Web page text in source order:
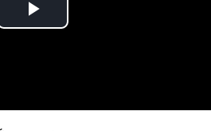
Play Video